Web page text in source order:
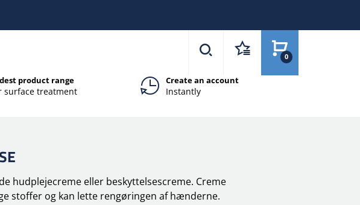
0
product range
surface treatment
Create an account
Instantly
hudplejecreme eller beskyttelsescreme. Creme
stoffer og kan lette rengøringen af hænderne.